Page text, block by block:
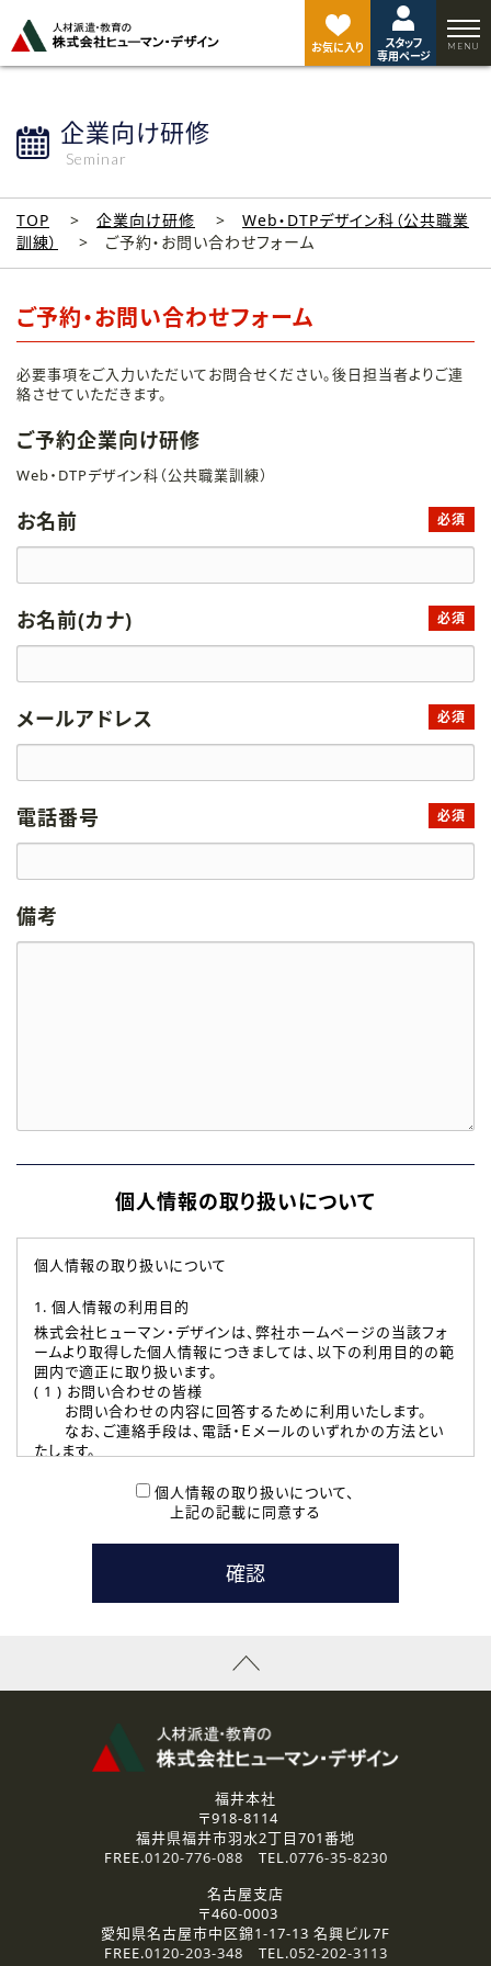
お気に入り
スタッフ
専用ページ
企業向け研修
Seminar
TOP 企業向け研修
Web・DTPデザイン科（公共職業
訓練）
ご予約・お問い合わせフォーム
ご予約・お問い合わせフォーム
必要事項をご入力いただいてお問合せください。後日担当者よりご連
絡させていただきます。
ご予約企業向け研修
Web・DTPデザイン科（公共職業訓練）
お名前 必須
お名前(カナ) 必須
メールアドレス 必須
電話番号 必須
備考
個人情報の取り扱いについて
個人情報の取り扱いについて
1. 個人情報の利用目的
株式会社ヒューマン・デザインは、弊社ホームページの当該フォ
ームより取得した個人情報につきましては、以下の利用目的の範
囲内で適正に取り扱います。
( 1 ) お問い合わせの皆様
お問い合わせの内容に回答するために利用いたします。
なお、ご連絡手段は、電話・Ｅメールのいずれかの方法とい
たします。
本登録に関するご連絡および本登録時の参考情報として利
たします。
( 3 ) スタッフ派遣を検討されている企業の皆様
お問い合わせの内容に回答するために利用いたします。
なお、ご連絡手段は、電話・Ｅメールのいずれかの方法とい
資料送付、受講相談に関するご連絡のために利用いたしま
その他、お問い合わせの内容に回答するために利用いたし
なお、ご連絡手段は、電話・Ｅメールのいずれかの方法とい
2.個人情報の第三者提供
ご提供いただいた個人情報は、法令等の規定に従う場合を除き、
3.個人情報の取り扱いの委託
弊社の定める個人情報保護の評価基準を満たした委託先に、個
人情報を委託する場合があります。
個人情報の取り扱いについて、
上記の記載に同意する
ジ
ト
福井本社
〒918-8114
福井県福井市羽水2丁目701番地
FREE.0120-776-088 TEL.0776-35-8230
名古屋支店
〒460-0003
愛知県名古屋市中区錦1-17-13 名興ビル7F
FREE.0120-203-348 TEL.052-202-3113